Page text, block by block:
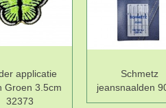
applicatie
Groen 3.5cm
32373
Schmetz
jeansnaalden